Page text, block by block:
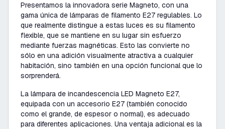
Presentamos la innovadora serie Magneto, con una
gama única de lámparas de filamento E27 regulables. Lo
que realmente distingue a estas luces es su filamento
flexible, que se mantiene en su lugar sin esfuerzo
mediante fuerzas magnéticas. Esto las convierte no
sólo en una adición visualmente atractiva a cualquier
habitación, sino también en una opción funcional que lo
sorprenderá.
La lámpara de incandescencia LED Magneto E27,
equipada con un accesorio E27 (también conocido
como el grande, de espesor o normal), es adecuado
para diferentes aplicaciones. Una ventaja adicional es la